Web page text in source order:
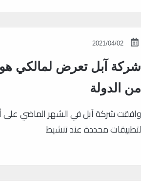
2021/04/02
شركة آبل تعرض لمالكي
من الدولة
وافقت شركة آبل في الشهر الماضي على
لتطبيقات محددة عند تنشيط